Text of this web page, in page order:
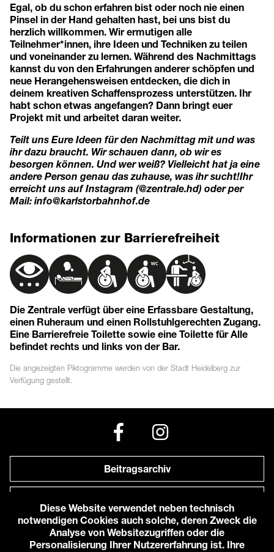
Egal, ob du schon erfahren bist oder noch nie einen
Pinsel in der Hand gehalten hast, bei uns bist du
herzlich willkommen. Wir ermutigen alle
Teilnehmer*innen, ihre Ideen und Techniken zu teilen
und voneinander zu lernen. Während des Nachmittags
kannst du von den Erfahrungen anderer schöpfen und
neue Herangehensweisen entdecken, die dich in
deinem kreativen Schaffensprozess unterstützen. Ihr
habt schon etwas angefangen? Dann bringt euer
Projekt mit und arbeitet daran weiter.
Teilt uns Eure Ideen für den Nachmittag mit und was
ihr dazu braucht. Wir schauen dann, ob wir es
besorgen können. Und wer weiß? Vielleicht hat ja eine
andere Person genau das zuhause, was ihr sucht!Ihr
erreicht uns auf Instagram (@zentrale.hd) oder per
Mail: info@karlstorbahnhof.de
Informationen zur Barrierefreiheit
Die Zentrale verfügt über eine Erfassbare Gestaltung,
einen Ruheraum und einen Rollstuhlgerechten Zugang.
Eine Barrierefreie Toilette sowie eine Toilette für Alle
befindet rechts und links von der Bar.
Die angezeigten Piktogramme werden von der Stadt Heidelberg zur
Verfügung gestellt.
Beitragsarchiv
Anfahrt zu uns
Diese Website verwendet neben technisch
notwendigen Cookies auch solche, deren Zweck die
Analyse von Websitezugriffen oder die
Personalisierung Ihrer Nutzererfahrung ist. Ihre